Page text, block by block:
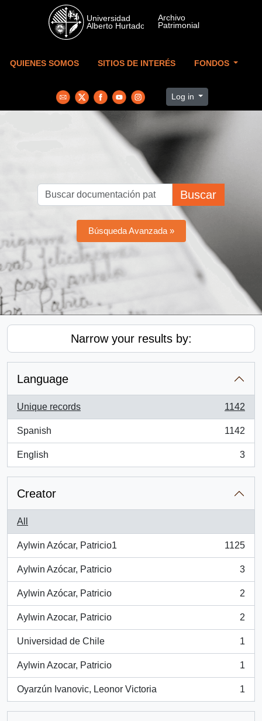
Skip to main content
QUIENES SOMOS SITIOS DE INTERÉS FONDOS
Log in
Buscar
Búsqueda Avanzada »
Narrow your results by:
Language
Unique records
, 1142 results
1142
Spanish
, 1142 results
1142
English
, 3 results
3
Creator
All
Aylwin Azócar, Patricio1
, 1125 results
1125
Aylwin Azócar, Patricio
, 3 results
3
Aylwin Azócar, Patricio
, 2 results
2
Aylwin Azocar, Patricio
, 2 results
2
Universidad de Chile
, 1 results
1
Aylwin Azocar, Patricio
, 1 results
1
Oyarzún Ivanovic, Leonor Victoria
, 1 results
1